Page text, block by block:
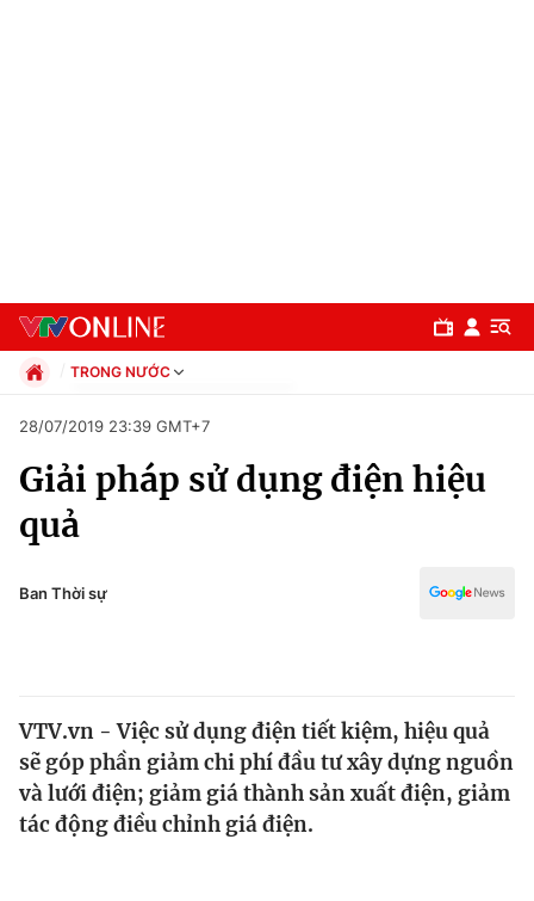
Chuyên mục
Chính trị
Y tế
Thế giới
TRONG NƯỚC
Xã hội
Pháp luật
Kinh tế
Văn hóa - Giải trí
Giáo dục
28/07/2019 23:39 GMT+7
Giải pháp sử dụng điện hiệu
quả
Ban Thời sự
VTV.vn - Việc sử dụng điện tiết kiệm, hiệu quả
sẽ góp phần giảm chi phí đầu tư xây dựng nguồn
và lưới điện; giảm giá thành sản xuất điện, giảm
tác động điều chỉnh giá điện.